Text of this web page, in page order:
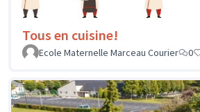
Tous en cuisine!
Ecole Maternelle Marceau Courier
0